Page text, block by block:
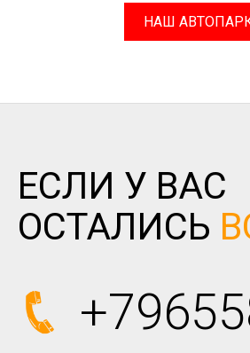
НАШ
ЕСЛИ У ВАС
ОСТАЛИСЬ